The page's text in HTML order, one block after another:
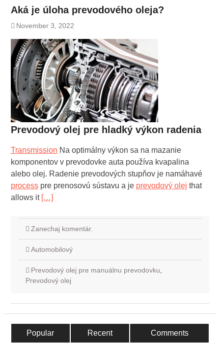
Aká je úloha prevodového oleja?
November 3, 2022
Prevodový olej pre hladký výkon radenia
Transmission Na optimálny výkon sa na mazanie
komponentov v prevodovke auta používa kvapalina
alebo olej. Radenie prevodových stupňov je namáhavé
processpre prenosovú sústavu a je prevodový olej that
allows it […]
Zanechaj komentár.
Automobilový
Prevodový olej pre manuálnu prevodovku,
Prevodový olej
Popular Recent Comments